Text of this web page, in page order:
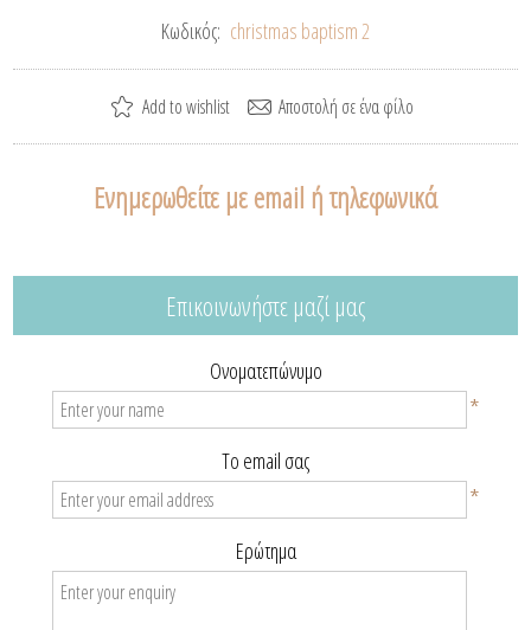
Κωδικός: christmas baptism 2
Ενημερωθείτε με email ή τηλεφωνικά
Επικοινωνήστε μαζί μας
Ονοματεπώνυμο
*
Το email σας
*
Ερώτημα